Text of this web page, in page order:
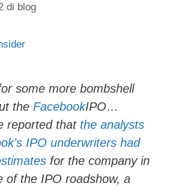
di blog
some more bombshell
the FacebookIPO…
reported that the analysts
IPO underwriters had
for the company in
of the IPO roadshow, a